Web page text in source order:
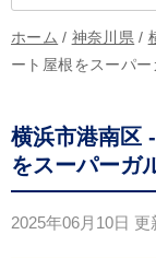
ホーム / 神奈川県 /
ート屋根をスーパ
横浜市港南区
をスーパーガ
2025年06月10日 更